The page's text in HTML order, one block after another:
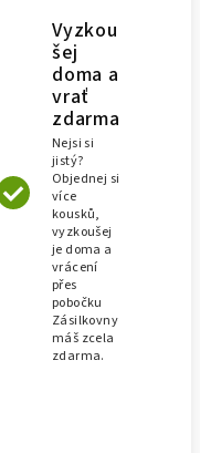
Vyzkou
šej
doma a
vrať
zdarma
Nejsi si
jistý?
Objednej si
více
kousků,
vyzkoušej
je doma a
vrácení
přes
pobočku
Zásilkovny
máš zcela
zdarma.